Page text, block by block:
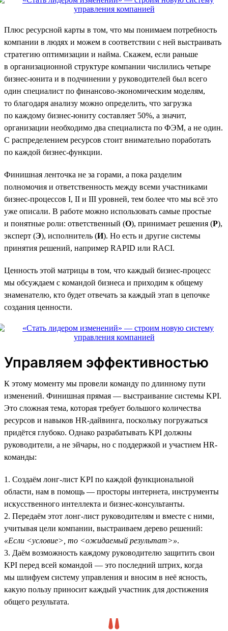
Плюс ресурсной карты в том, что мы понимаем потребность
компании в людях и можем в соответствии с ней выстраивать
стратегию оптимизации и найма. Скажем, если раньше
в организационной структуре компании числились четыре
бизнес-юнита и в подчинении у руководителей был всего
один специалист по финансово-экономическим моделям,
то благодаря анализу можно определить, что загрузка
по каждому бизнес-юниту составляет 50%, а значит,
организации необходимо два специалиста по ФЭМ, а не один.
С распределением ресурсов стоит внимательно поработать
по каждой бизнес-функции.
Финишная ленточка не за горами, а пока разделим
полномочия и ответственность между всеми участниками
бизнес-процессов I, II и III уровней, тем более что мы всё это
уже описали. В работе можно использовать самые простые
и понятные роли: ответственный (О), принимает решения (Р),
эксперт (Э), исполнитель (И). Но есть и другие системы
принятия решений, например RAPID или RACI.
Ценность этой матрицы в том, что каждый бизнес-процесс
мы обсуждаем с командой бизнеса и приходим к общему
знаменателю, кто будет отвечать за каждый этап в цепочке
создания ценности.
Управляем эффективностью
К этому моменту мы провели команду по длинному пути
изменений. Финишная прямая — выстраивание системы KPI.
Это сложная тема, которая требует большого количества
ресурсов и навыков HR-дайвинга, поскольку погружаться
придётся глубоко. Однако разрабатывать KPI должны
руководители, а не эйчары, но с поддержкой и участием HR-
команды:
1. Создаём лонг-лист KPI по каждой функциональной
области, нам в помощь — просторы интернета, инструменты
искусственного интеллекта и бизнес-консультанты.
2. Передаём этот лонг-лист руководителям и вместе с ними,
учитывая цели компании, выстраиваем дерево решений:
«Если <условие>, то <ожидаемый результат>».
3. Даём возможность каждому руководителю защитить свои
KPI перед всей командой — это последний штрих, когда
мы шлифуем систему управления и вносим в неё ясность,
какую пользу приносит каждый участник для достижения
общего результата.